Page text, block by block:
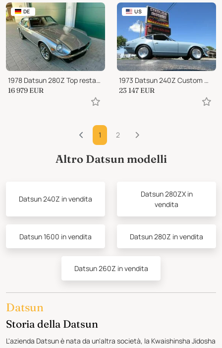
DE
1978 Datsun 280Z Top restauriert 2plus2
16 979 EUR
US
1973 Datsun 240Z Custom Widebody
23 147 EUR
1 2
Altro Datsun modelli
Datsun 240Z in vendita
Datsun 280ZX in
vendita
Datsun 1600 in vendita Datsun 280Z in vendita
Datsun 260Z in vendita
Datsun
Storia della Datsun
L'azienda Datsun è nata da un'altra società, la Kwaishinsha Jidosha